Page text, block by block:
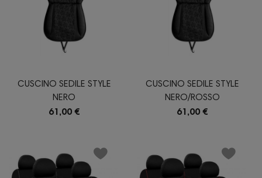
CUSCINO SEDILE STYLE
NERO
61,00 €
CUSCINO SEDILE STYLE
NERO/ROSSO
61,00 €